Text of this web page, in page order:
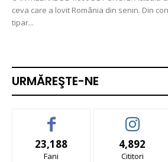
ceva care a lovit România din senin. Din
tipar...
URMĂREŞTE-NE
23,188
Fani
4,892
Cititori